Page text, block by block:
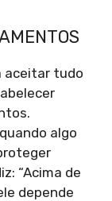
aceitar tudo
algo
“Acima de
depende